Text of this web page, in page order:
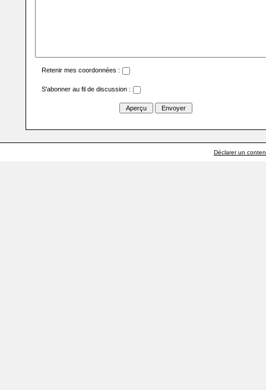
Retenir mes coordonnées :
S'abonner au fil de discussion :
Déclarer un